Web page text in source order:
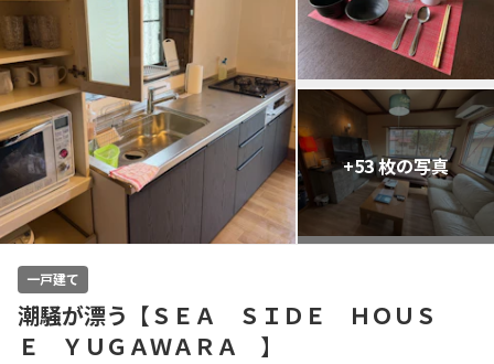
+53 枚の写真
一戸建て
潮騒が漂う【ＳＥＡ ＳＩＤＥ ＨＯＵＳ
Ｅ ＹＵＧＡＷＡＲＡ 】